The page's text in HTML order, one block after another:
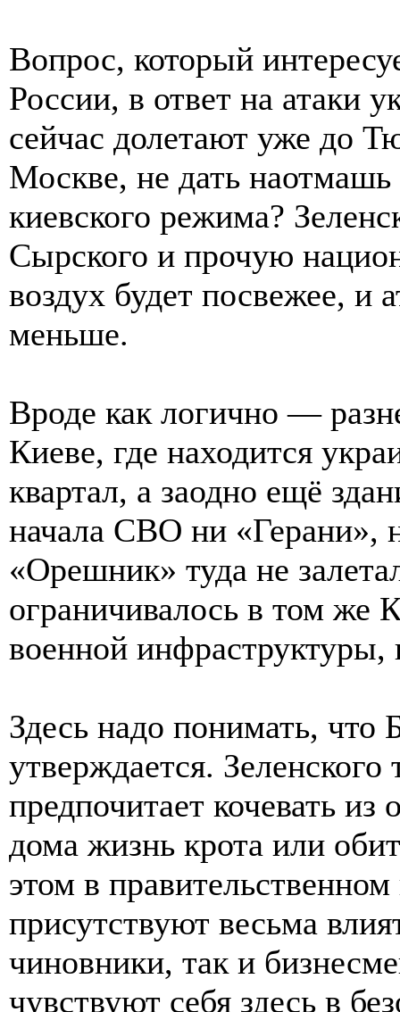
Вопрос, который
России, в ответ на атаки
сейчас долетают уже до
Москве, не дать
киевского режима?
Сырского и прочую
воздух будет посвежее, и
меньше.
Вроде как логично —
Киеве, где находится
квартал, а заодно ещё
начала СВО ни «Герани»,
«Орешник» туда не
ограничивалось в том же
военной инфраструктуры,
Здесь надо понимать, что
утверждается.
предпочитает кочевать из
дома жизнь крота или
этом в
присутствуют весьма
чиновники, так и
чувствуют себя здесь в